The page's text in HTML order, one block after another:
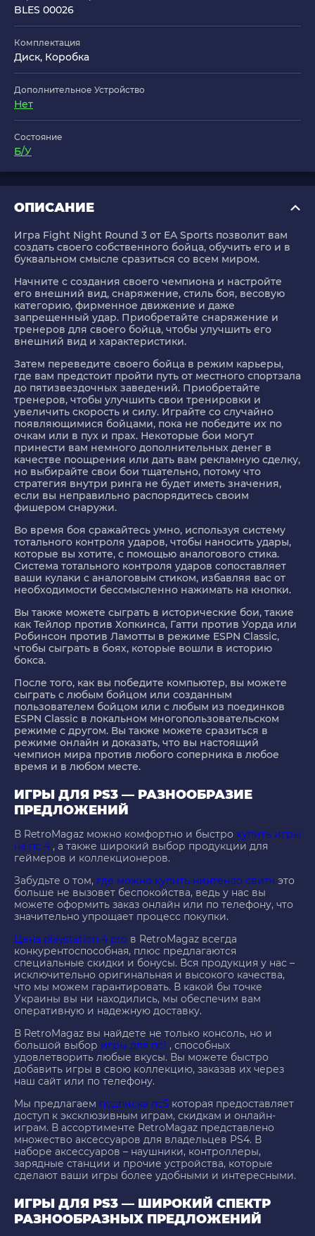
BLES 00026
Комплектация
Диск, Коробка
Дополнительное Устройство
Нет
Состояние
Б/У
ОПИСАНИЕ
Игра Fight Night Round 3 от EA Sports позволит вам
создать своего собственного бойца, обучить его и в
буквальном смысле сразиться со всем миром.
Начните с создания своего чемпиона и настройте
его внешний вид, снаряжение, стиль боя, весовую
категорию, фирменное движение и даже
запрещенный удар. Приобретайте снаряжение и
тренеров для своего бойца, чтобы улучшить его
внешний вид и характеристики.
Затем переведите своего бойца в режим карьеры,
где вам предстоит пройти путь от местного спортзала
до пятизвездочных заведений. Приобретайте
тренеров, чтобы улучшить свои тренировки и
увеличить скорость и силу. Играйте со случайно
появляющимися бойцами, пока не победите их по
очкам или в пух и прах. Некоторые бои могут
принести вам немного дополнительных денег в
качестве поощрения или дать вам рекламную сделку,
но выбирайте свои бои тщательно, потому что
стратегия внутри ринга не будет иметь значения,
если вы неправильно распорядитесь своим
фишером снаружи.
Во время боя сражайтесь умно, используя систему
тотального контроля ударов, чтобы наносить удары,
которые вы хотите, с помощью аналогового стика.
Система тотального контроля ударов сопоставляет
ваши кулаки с аналоговым стиком, избавляя вас от
необходимости бессмысленно нажимать на кнопки.
Вы также можете сыграть в исторические бои, такие
как Тейлор против Хопкинса, Гатти против Уорда или
Робинсон против Ламотты в режиме ESPN Classic,
чтобы сыграть в боях, которые вошли в историю
бокса.
После того, как вы победите компьютер, вы можете
сыграть с любым бойцом или созданным
пользователем бойцом или с любым из поединков
ESPN Classic в локальном многопользовательском
режиме с другом. Вы также можете сразиться в
режиме онлайн и доказать, что вы настоящий
чемпион мира против любого соперника в любое
время и в любом месте.
ИГРЫ ДЛЯ PS3 — РАЗНООБРАЗИЕ
ПРЕДЛОЖЕНИЙ
В RetroMagaz можно комфортно и быстро купить игры
на пс 4 , а также широкий выбор продукции для
геймеров и коллекционеров.
Забудьте о том, где можно купить нинтендо свитч это
больше не вызовет беспокойства, ведь у нас вы
можете оформить заказ онлайн или по телефону, что
значительно упрощает процесс покупки.
Цена playstation 4 pro в RetroMagaz всегда
конкурентоспособная, плюс предлагаются
специальные скидки и бонусы. Вся продукция у нас –
исключительно оригинальная и высокого качества,
что мы можем гарантировать. В какой бы точке
Украины вы ни находились, мы обеспечим вам
оперативную и надежную доставку.
В RetroMagaz вы найдете не только консоль, но и
большой выбор игры для пс1 , способных
удовлетворить любые вкусы. Вы можете быстро
добавить игры в свою коллекцию, заказав их через
наш сайт или по телефону.
Мы предлагаем подписка пс5 которая предоставляет
доступ к эксклюзивным играм, скидкам и онлайн-
играм. В ассортименте RetroMagaz представлено
множество аксессуаров для владельцев PS4. В
наборе аксессуаров – наушники, контроллеры,
зарядные станции и прочие устройства, которые
сделают ваши игры более удобными и интересными.
ИГРЫ ДЛЯ PS3 — ШИРОКИЙ СПЕКТР
РАЗНООБРАЗНЫХ ПРЕДЛОЖЕНИЙ